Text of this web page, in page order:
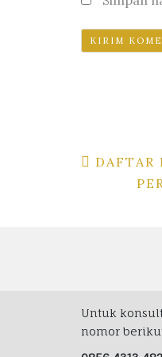
DAFTAR
Untuk
nomor